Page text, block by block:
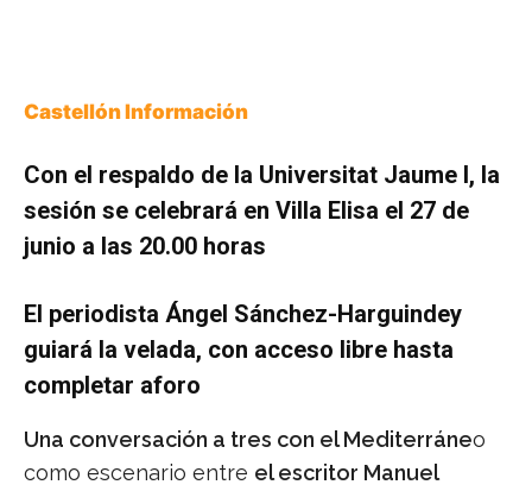
Castellón Información
Con el respaldo de la Universitat Jaume I, la
sesión se celebrará en Villa Elisa el 27 de
junio a las 20.00 horas
El periodista Ángel Sánchez-Harguindey
guiará la velada, con acceso libre hasta
completar aforo
Una conversación a tres con el Mediterráneo
como escenario entre el escritor Manuel